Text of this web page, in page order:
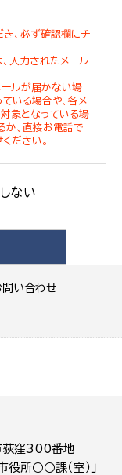
問い合わせ
、必ず確認欄にチ
、入力されたメール
ールが届かない場
いる場合や、各メ
象となっている場
か、直接お電話で
ださい。
ない
窪300番地
所○○課（室）」